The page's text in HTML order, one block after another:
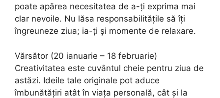
poate apărea necesitatea de a-ți exprima mai
clar nevoile. Nu lăsa responsabilitățile să îți
îngreuneze ziua; ia-ți și momente de relaxare.
Vărsător (20 ianuarie – 18 februarie)
Creativitatea este cuvântul cheie pentru ziua de
astăzi. Ideile tale originale pot aduce
îmbunătățiri atât în viața personală, cât și la